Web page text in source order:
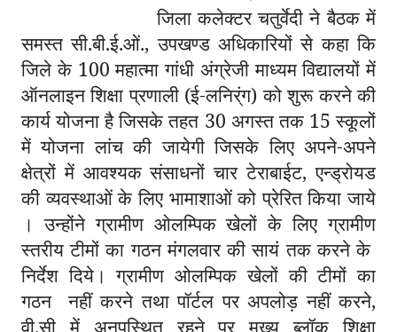
जिला कलेक्टर चतुर्वेदी ने बैठक में
समस्त सी.बी.ई.ओं., उपखण्ड अधिकारियों से कहा कि
जिले के 100 महात्मा गांधी अंग्रेजी माध्यम विद्यालयों में
ऑनलाइन शिक्षा प्रणाली (ई-लनिर्ंग) को शुरू करने की
कार्य योजना है जिसके तहत 30 अगस्त तक 15 स्कूलों
में योजना लांच की जायेगी जिसके लिए अपने-अपने
क्षेत्रों में आवश्यक संसाधनों चार टेराबाईट, एन्ड्रोयड
की व्यवस्थाओं के लिए भामाशाओं को प्रेरित किया जाये
। उन्होंने ग्रामीण ओलम्पिक खेलों के लिए ग्रामीण
स्तरीय टीमों का गठन मंगलवार की सायं तक करने के
निर्देश दिये। ग्रामीण ओलम्पिक खेलों की टीमों का
गठन नहीं करने तथा पॉर्टल पर अपलोड़ नहीं करने,
वी.सी में अनुपस्थित रहने पर मुख्य ब्लॉक शिक्षा